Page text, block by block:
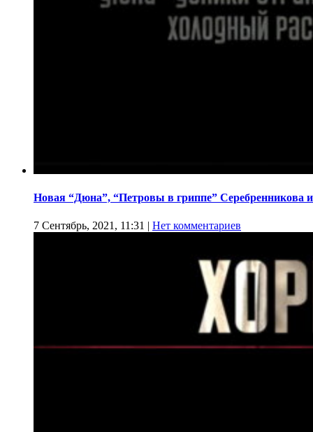
Новая “Дюна”, “Петровы в гриппе” Серебренникова
7 Сентябрь, 2021, 11:31 | Нет комментариев